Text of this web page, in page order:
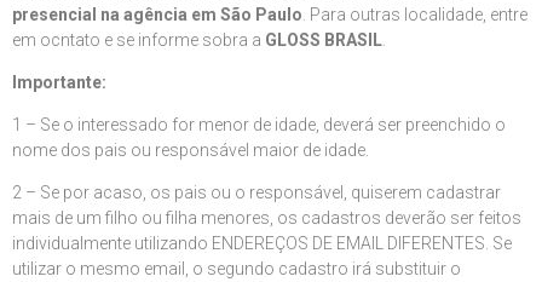
presencial na agência em São Paulo . Para outras localidade, entre
em ocntato e se informe sobra a GLOSS BRASIL
Importante:
1 – Se o interessado for menor de idade, deverá ser preenchido o
nome dos pais ou responsável maior de idade.
2 – Se por acaso, os pais ou o responsável, quiserem cadastrar
mais de um filho ou filha menores, os cadastros deverão ser feitos
individualmente utilizando ENDEREÇOS DE EMAIL DIFERENTES. Se
utilizar o mesmo email, o segundo cadastro irá substituir o